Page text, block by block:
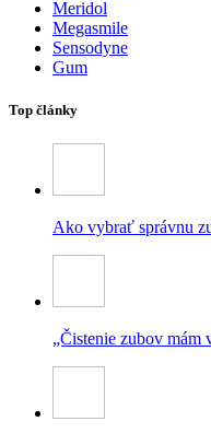
Meridol
Megasmile
Sensodyne
Gum
Top články
Ako vybrať správnu
„Čistenie zubov